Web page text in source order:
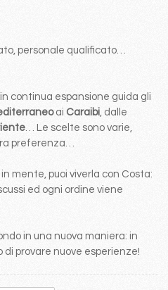
personale qualificato…
continua espansione guida gli
ai Caraibi, dalle
… Le scelte sono varie,
preferenza…
mente, puoi viverla con Costa:
ed ogni ordine viene
in una nuova maniera: in
provare nuove esperienze!